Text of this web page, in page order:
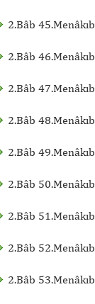
2.Bâb 45.Menâkıb
2.Bâb 46.Menâkıb
2.Bâb 47.Menâkıb
2.Bâb 48.Menâkıb
2.Bâb 49.Menâkıb
2.Bâb 50.Menâkıb
2.Bâb 51.Menâkıb
2.Bâb 52.Menâkıb
2.Bâb 53.Menâkıb